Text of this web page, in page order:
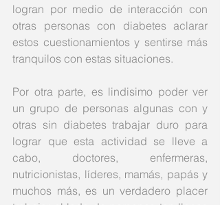
logran por medio de interacción con
otras personas con diabetes aclarar
estos cuestionamientos y sentirse más
tranquilos con estas situaciones.
Por otra parte, es lindisimo poder ver
un grupo de personas algunas con y
otras sin diabetes trabajar duro para
lograr que esta actividad se lleve a
cabo, doctores, enfermeras,
nutricionistas, líderes, mamás, papás y
muchos más, es un verdadero placer